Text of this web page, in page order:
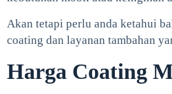
Akan tetapi perlu anda ketahui
coating dan layanan tambahan
Harga Coating